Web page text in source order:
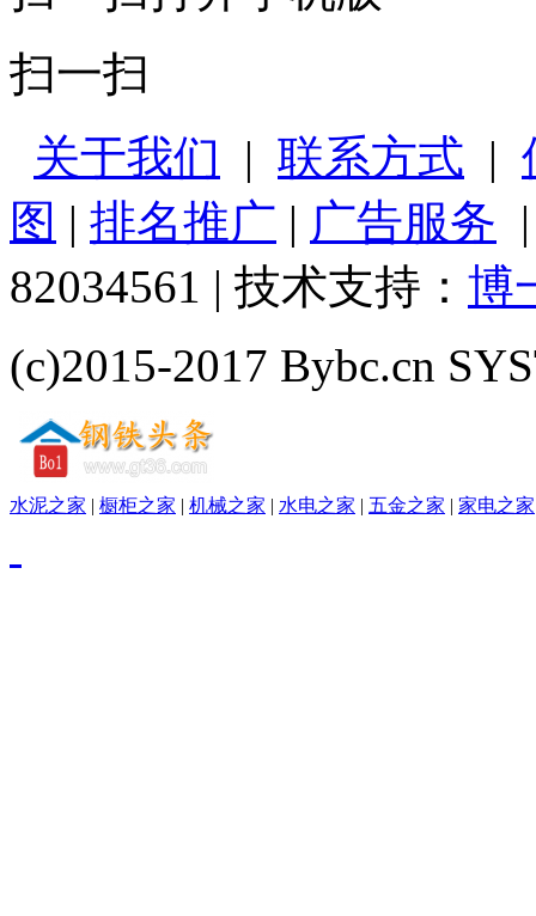
扫一扫
关于我们 | 联系方式 |
图 | 排名推广 | 广告服务
82034561 | 技术支持： 博
(c)2015-2017 Bybc.cn
水泥之家 | 橱柜之家 | 机械之家 | 水电之家 | 五金之家 | 家电之家